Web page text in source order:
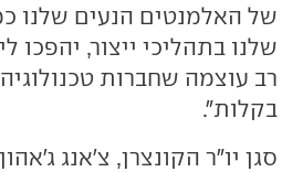
של האלמנטים הנעים שלנו
שלנו בתהליכי ייצור, יהפכו
רב עוצמה שחברות
בקלות".